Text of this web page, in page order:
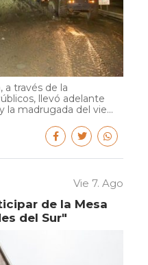
a través de la
llevó adelante
la madrugada del vie...
Vie 7. Ago
de la Mesa
del Sur"